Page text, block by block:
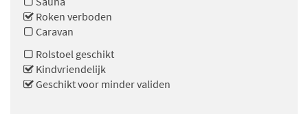
Roken verboden
Caravan
Rolstoel geschikt
Kindvriendelijk
Geschikt voor minder validen